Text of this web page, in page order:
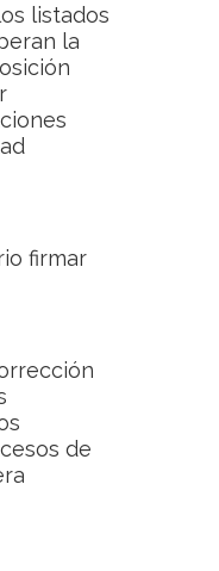
listados
la
firmar
de